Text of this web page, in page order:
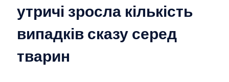
утричі зросла кількість
випадків сказу серед
тварин